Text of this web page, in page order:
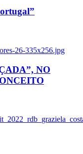
26-335x256.jpg
NO